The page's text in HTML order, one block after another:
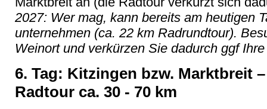
2027: Wer mag, kann bereits am heutigen
unternehmen (ca. 22 km Radrundtour).
Weinort und verkürzen Sie dadurch ggf
6. Tag: Kitzingen bzw. Marktbreit
Radtour ca. 30 - 70 km